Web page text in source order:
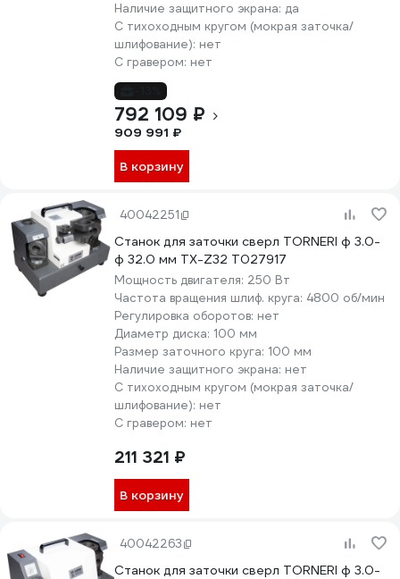
Наличие защитного экрана: да
С тихоходным кругом (мокрая заточка/
шлифование): нет
С гравером: нет
792 109 ₽
909 991 ₽
В корзину
40042251
Станок для заточки сверл TORNERI ф 3.0-
ф 32.0 мм TX-Z32 Т027917
Мощность двигателя: 250 Вт
Частота вращения шлиф. круга: 4800 об/мин
Регулировка оборотов: нет
Диаметр диска: 100 мм
Размер заточного круга: 100 мм
Наличие защитного экрана: нет
С тихоходным кругом (мокрая заточка/
шлифование): нет
С гравером: нет
211 321 ₽
В корзину
40042263
Станок для заточки сверл TORNERI ф 3.0-